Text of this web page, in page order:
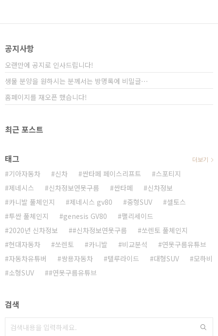
로 보시길 추천합니다..
공지사항
오랜만에 공지로 인사드립니다!
생물 분양을 원하시는 분께서는 방명록에 비밀글⋯
홈페이지를 재오픈 했습니다!
최근 포스트
태그
기아자동차 신차 싼타페 페이스리프트
스포티지
제네시스
신차정보연못구름 싼타페
신차정보
카니발 풀체인지
제네시스 gv80 중형SUV
셀토스
투싼 풀체인지
genesis GV80
팰리세이드
2020년 신차정보
#신차정보연못구름
쏘렌토 풀체인지
현대자동차
쏘렌토 카니발 비교분석
연못구름유튜브
자동차유튜버
쌍용자동차 텔루라이드 대형SUV
모하비
소형SUV
#연못구름유튜브
더보기
검색